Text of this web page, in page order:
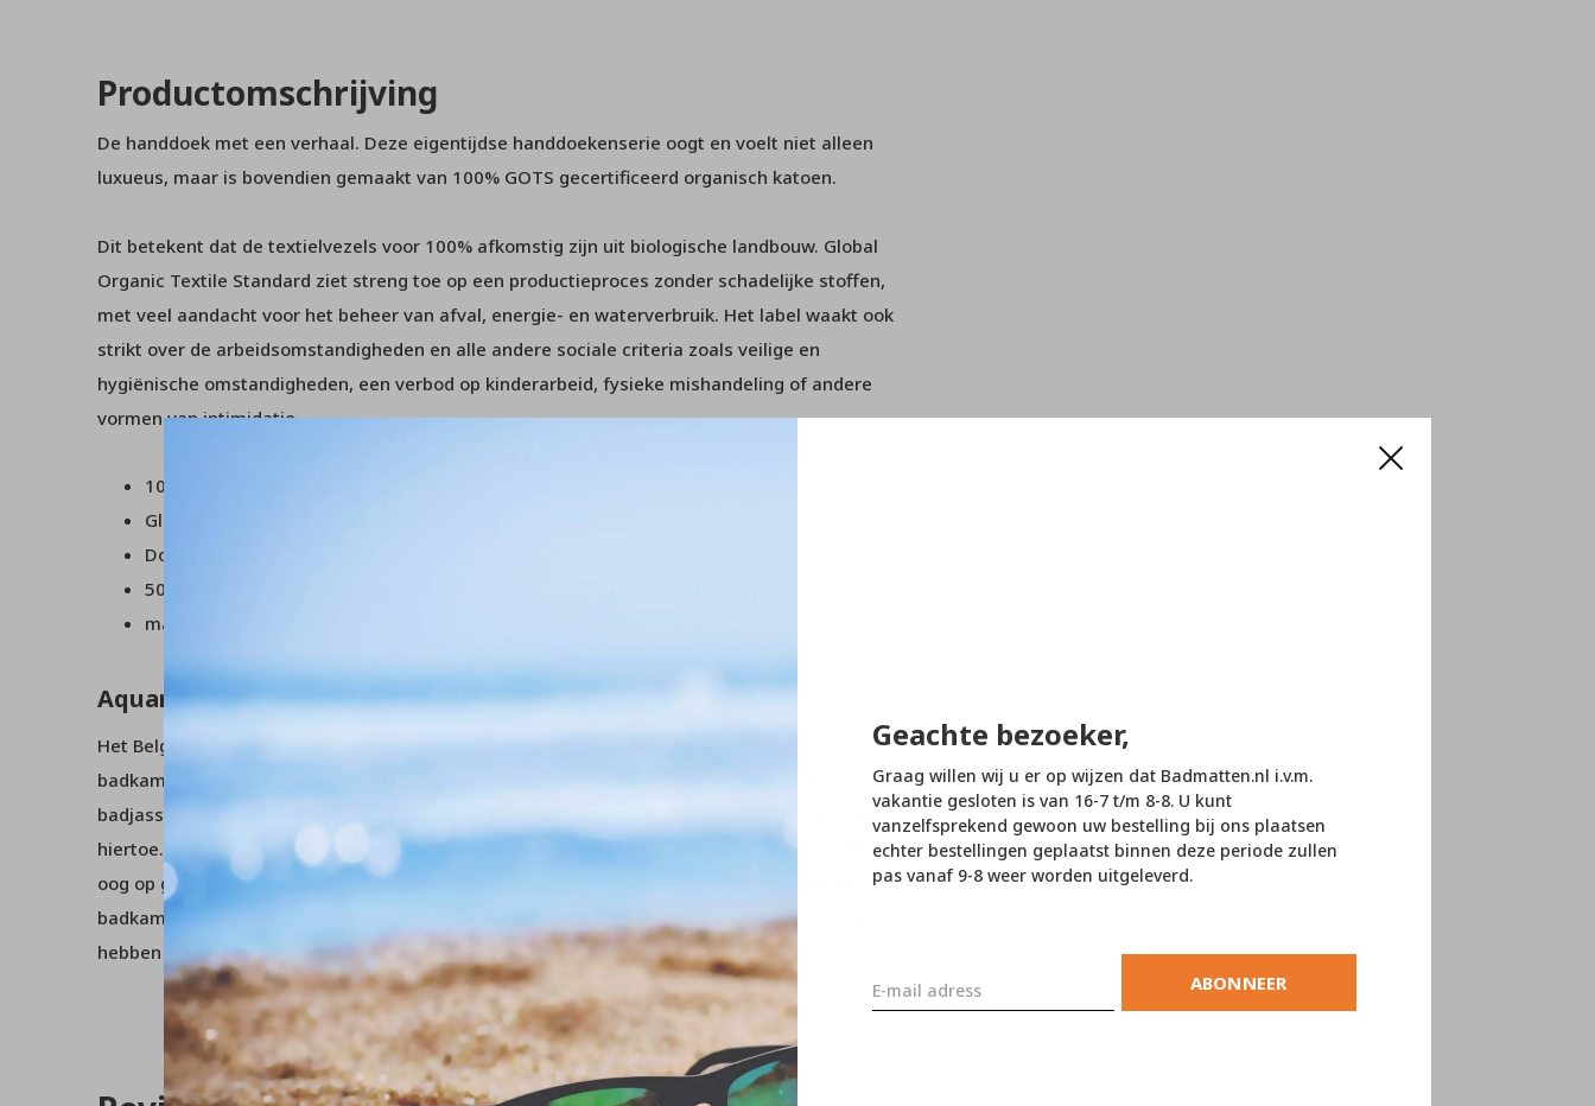
Geachte bezoeker,
Graag willen wij u er op wijzen dat Badmatten.nl i.v.m.
vakantie gesloten is van 16-7 t/m 8-8. U kunt
vanzelfsprekend gewoon uw bestelling bij ons plaatsen
echter bestellingen geplaatst binnen deze periode zullen
pas vanaf 9-8 weer worden uitgeleverd.
ABONNEER
Productomschrijving
De handdoek met een verhaal. Deze eigentijdse handdoekenserie oogt en voelt niet alleen
luxueus, maar is bovendien gemaakt van 100% GOTS gecertificeerd organisch katoen.
Dit betekent dat de textielvezels voor 100% afkomstig zijn uit biologische landbouw. Global
Organic Textile Standard ziet streng toe op een productieproces zonder schadelijke stoffen,
met veel aandacht voor het beheer van afval, energie- en waterverbruik. Het label waakt ook
strikt over de arbeidsomstandigheden en alle andere sociale criteria zoals veilige en
hygiënische omstandigheden, een verbod op kinderarbeid, fysieke mishandeling of andere
vormen van intimidatie.
100% GOTS katoen
Global Organic Textile Standard gecertificeerd
Dobby geweven
500 gr/m2
machine wasbaar
Aquanova
Het Belgische merk Aquanova heeft een grote collectie producten die geschikt zijn voor in de
badkamer. Het grote assortiment omslaat onder andere prachtige handdoeken, badmatten,
badjassen, wasmanden, zeeppompjes, spiegels, toilet borstels en opbergdoosjes behoren
hiertoe. Alle artikelen zijn gemaakt van hoogwaardige materialen en vervaardigd met het
oog op gebruikersgemak. Met de prachtige duurzame producten van Aquanova geeft u uw
badkamer in een handomdraai een rustgevende en mooie sfeer! Mocht u verder nog vragen
hebben over dit product of over iets anders, neem dan contact op met onze klantenservice